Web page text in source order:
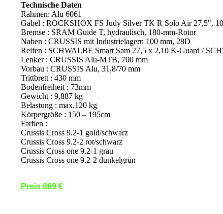
Technische Daten
Rahmen: Alu 6061
Gabel : ROCKSHOX FS Judy Silver TK R Solo Air 27,5",
Bremse : SRAM Guide T, hydraulisch, 180-mm-Rotor
Naben : CRUSSIS mit Industrielagern 100 mm, 28D
Reifen : SCHWALBE Smart Sam 27,5 x 2,10 K-Guard /
Lenker : CRUSSIS Alu-MTB, 700 mm
Vorbau : CRUSSIS Alu, 31,8/70 mm
Trittbrett : 430 mm
Bodenfreiheit : 73mm
Gewicht : 9,887 kg
Belastung : max.120 kg
Körpergröße : 150 – 195cm
Farben :
Crussis Cross 9.2-1 gold/schwarz
Crussis Cross 9.2-2 rot/schwarz
Crussis Cross one 9.2-1 grau
Crussis Cross one 9.2-2 dunkelgrün
Preis 869 €